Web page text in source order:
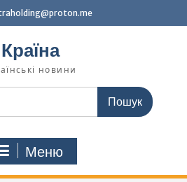
Країна
новини
Меню